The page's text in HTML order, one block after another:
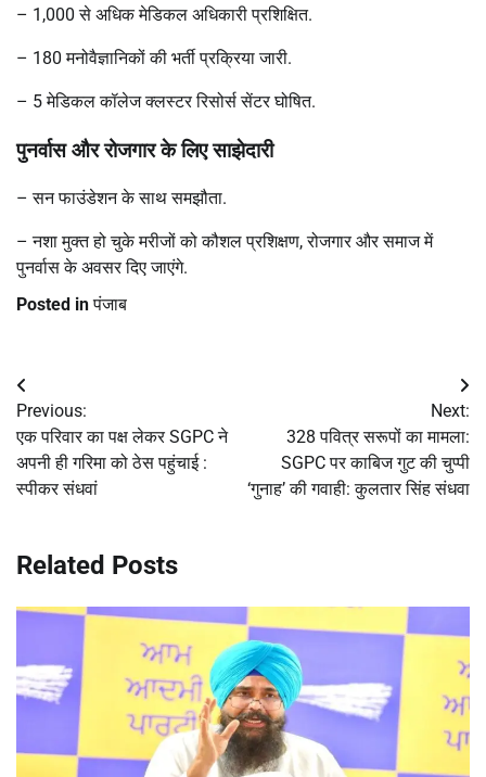
– 1,000से अधिक मेडिकल अधिकारी प्रशिक्षित.
– 180मनोवैज्ञानिकों की भर्ती प्रक्रिया जारी.
– 5मेडिकल कॉलेज क्लस्टर रिसोर्स सेंटर घोषित.
पुनर्वास और रोजगार के लिए साझेदारी
–सन फाउंडेशन के साथ समझौता.
–नशा मुक्त हो चुके मरीजों को कौशल प्रशिक्षण, रोजगार और समाज में
पुनर्वास के अवसर दिए जाएंगे.
Posted inपंजाब
Post
navigation
Previous:
एक परिवार का पक्ष लेकर SGPC ने
अपनी ही गरिमा को ठेस पहुंचाई :
स्पीकर संधवां
Next:
328 पवित्र सरूपों का मामला:
SGPC पर काबिज गुट की चुप्पी
‘गुनाह’ की गवाही: कुलतार सिंह संधवा
Related Posts